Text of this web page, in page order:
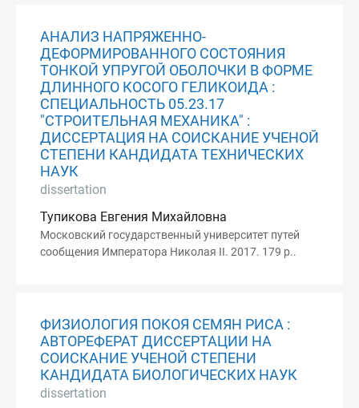
АНАЛИЗ НАПРЯЖЕННО-
ДЕФОРМИРОВАННОГО СОСТОЯНИЯ
ТОНКОЙ УПРУГОЙ ОБОЛОЧКИ В ФОРМЕ
ДЛИННОГО КОСОГО ГЕЛИКОИДА :
СПЕЦИАЛЬНОСТЬ 05.23.17
"СТРОИТЕЛЬНАЯ МЕХАНИКА" :
ДИССЕРТАЦИЯ НА СОИСКАНИЕ УЧЕНОЙ
СТЕПЕНИ КАНДИДАТА ТЕХНИЧЕСКИХ
НАУК
dissertation
Тупикова Евгения Михайловна
Московский государственный университет путей
сообщения Императора Николая II. 2017. 179 p..
ФИЗИОЛОГИЯ ПОКОЯ СЕМЯН РИСА :
АВТОРЕФЕРАТ ДИССЕРТАЦИИ НА
СОИСКАНИЕ УЧЕНОЙ СТЕПЕНИ
КАНДИДАТА БИОЛОГИЧЕСКИХ НАУК
dissertation